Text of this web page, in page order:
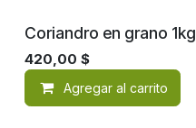
Coriandro en grano 1kg
420,00 $
Agregar al carrito